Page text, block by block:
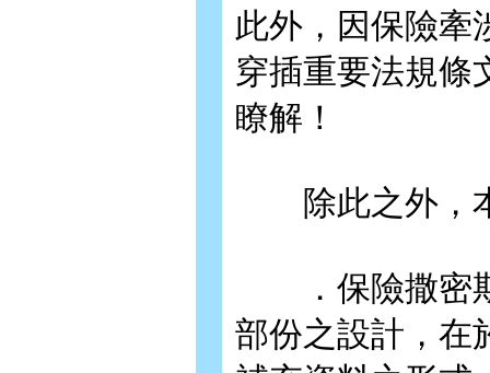
此外，因保險牽
穿插重要法規條
瞭解！
除此之外，本
．保險撒密
部份之設計，在